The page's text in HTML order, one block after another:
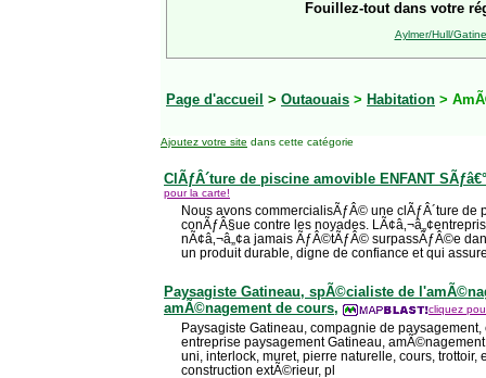
Fouillez-tout dans votre
Aylmer/Hull/
Page d'accueil > Outaouais > Habitation >
Ajoutez votre site dans cette catégorie
ClÃƒÂ´ture de piscine amovible ENFANT
pour la carte!
Nous avons commercialisÃƒÂ© une clÃƒÂ´ture de
conÃƒÂ§ue contre les noyades.
nÃ¢â‚¬â„¢a jamais ÃƒÂ©tÃƒÂ© surpassÃƒÂ©e
un produit durable, digne de confiance et qui
Paysagiste Gatineau, spÃ©cialiste de
amÃ©nagement de cours,
cliquez
Paysagiste Gatineau, compagnie de
entreprise paysagement Gatineau,
uni, interlock, muret, pierre naturelle, cours, trottoir,
construction extÃ©rieur, pl